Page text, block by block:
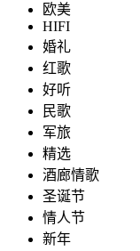
欧美
HIFI
婚礼
红歌
好听
民歌
军旅
精选
酒廊情歌
圣诞节
情人节
新年